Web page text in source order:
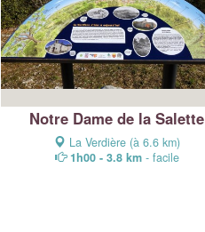
Notre Dame de la Salette
La Verdière (à 6.6 km)
1h00 - 3.8 km- facile